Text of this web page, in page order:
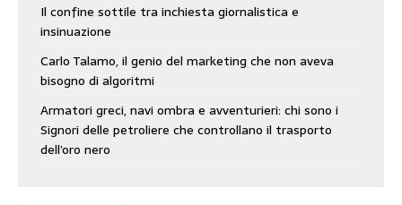
Il confine sottile tra inchiesta giornalistica e
insinuazione
Carlo Talamo, il genio del marketing che non aveva
bisogno di algoritmi
Armatori greci, navi ombra e avventurieri: chi sono i
Signori delle petroliere che controllano il trasporto
dell’oro nero